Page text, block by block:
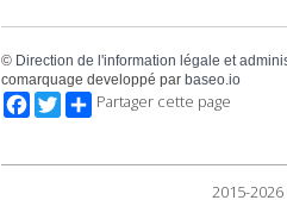
© Direction de l'information légale et
comarquage developpé par baseo.io
Facebook
TwitterPartager cette page
2015-